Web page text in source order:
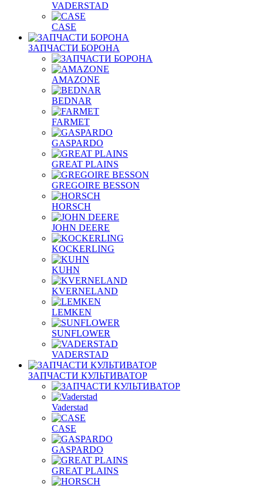
VADERSTAD
СASE
ЗАПЧАСТИ БОРОНА
AMAZONE
BEDNAR
FARMET
GASPARDO
GREAT PLAINS
GREGOIRE BESSON
HORSCH
JOHN DEERE
KOCKERLING
KUHN
KVERNELAND
LEMKEN
SUNFLOWER
VADERSTAD
ЗАПЧАСТИ КУЛЬТИВАТОР
Vaderstad
CASE
GASPARDO
GREAT PLAINS